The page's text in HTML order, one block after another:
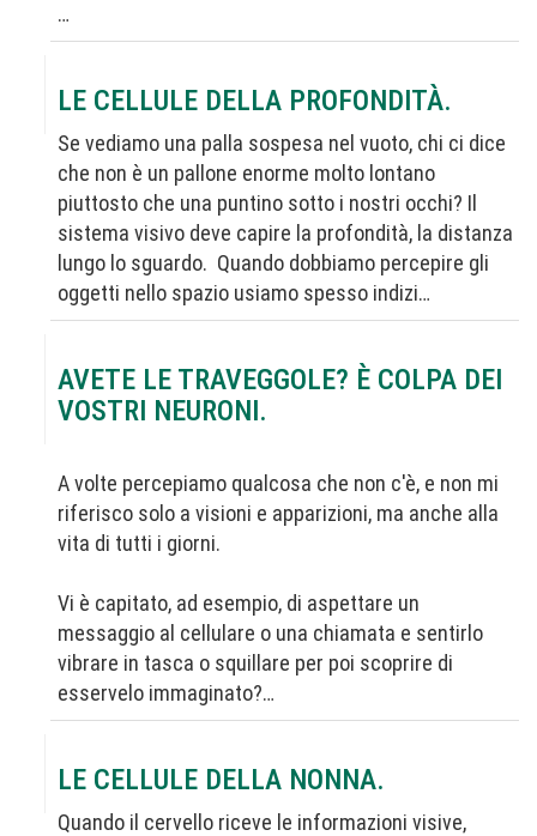
…
LE CELLULE DELLA PROFONDITÀ.
Se vediamo una palla sospesa nel vuoto, chi ci dice
che non è un pallone enorme molto lontano
piuttosto che una puntino sotto i nostri occhi? Il
sistema visivo deve capire la profondità, la distanza
lungo lo sguardo. Quando dobbiamo percepire gli
oggetti nello spazio usiamo spesso indizi…
AVETE LE TRAVEGGOLE? È COLPA DEI
VOSTRI NEURONI.
A volte percepiamo qualcosa che non c'è, e non mi
riferisco solo a visioni e apparizioni, ma anche alla
vita di tutti i giorni.
Vi è capitato, ad esempio, di aspettare un
messaggio al cellulare o una chiamata e sentirlo
vibrare in tasca o squillare per poi scoprire di
esservelo immaginato?…
LE CELLULE DELLA NONNA.
Quando il cervello riceve le informazioni visive,